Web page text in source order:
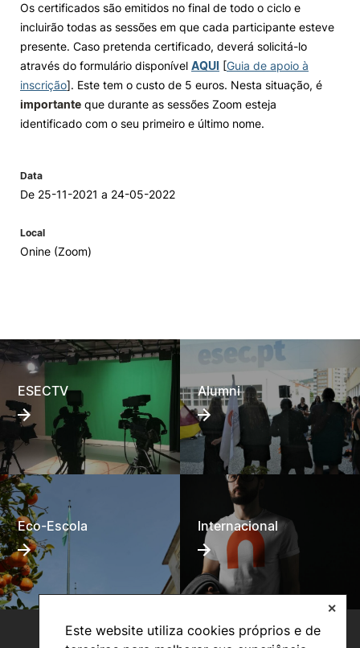
Este website utiliza cookies próprios e de
✕
Os certificados são emitidos no final de todo o ciclo e
incluirão todas as sessões em que cada participante esteve
presente. Caso pretenda certificado, deverá solicitá-lo
através do formulário disponível AQUI [Guia de apoio à
inscrição]. Este tem o custo de 5 euros. Nesta situação, é
importante que durante as sessões Zoom esteja
identificado com o seu primeiro e último nome.
Data
De 25-11-2021 a 24-05-2022
Local
Onine (Zoom)
ESECTV Alumni
Eco-Escola Internacional